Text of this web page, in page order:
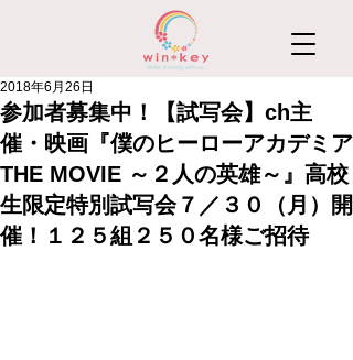
参加者募集中！【試写会】ch主
催・映画『僕のヒーローアカデミア
THE MOVIE ～２人の英雄～』高校
生限定特別試写会７／３０（月）開
催！１２５組２５０名様ご招待
2018年6月26日